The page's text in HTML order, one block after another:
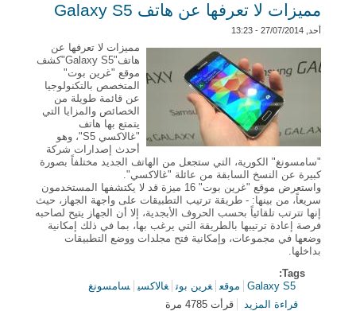
مميزات لا تعرفها عن هاتف Galaxy S5
أحد, 27/07/2014 - 13:23
مميزات لا تعرفها عن
هاتف"Galaxy S5"كشف
موقع "غرين بوت"
المتخصص بالتكنولوجيا
عن قائمة طويلة من
الخصائص والمزايا التي
يتمتع بها هاتف
"غالاكسي S5"، وهو
أحدث إصدارات شركة
"سامسونغ" الكورية، التي ستجعل من الهاتف الجديد مختلفاً بصورة
كبيرة عن النسخ السابقة من عائلة "غالاكسي".
واستعرض موقع "غرين بوت" 16 ميزة قد لا يكتشفها المستخدمون
سريعاً، من بينها: - طريقة ترتيب التطبيقات على واجهة الجهاز، حيث
إنها تترتب تلقائياً بحسب الحروف الأبجدية، إلا أن الجهاز يتيح لصاحبه
فرصة إعادة ترتيبها بالطريقة التي يرغب بها، بما في ذلك إمكانية
وضعها في مجموعات، وإمكانية فتح مجلدات ووضع التطبيقات
بداخلها.
Tags:
Galaxy S5
موقع غرين بوت غالاكسي
سامسونغ
قراءة المزيد
حول مميزات لا تعرفها عن هاتف Galaxy S5
قرأت 4785 مرة